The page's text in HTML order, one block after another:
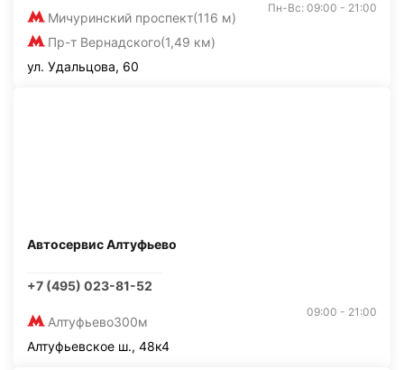
Мичуринский проспект(116 м)
Пр-т Вернадского(1,49 км)
Пн-Вс: 09:00 - 21:00
ул. Удальцова, 60
Автосервис Алтуфьево
+7 (495) 023-81-52
Алтуфьево300м
09:00 - 21:00
Алтуфьевское ш., 48к4